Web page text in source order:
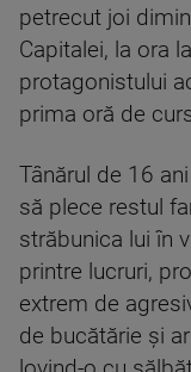
petrecut joi
Capitalei, la ora
protagonistului
prima oră de
Tânărul de 16
să plece restul
străbunica lui în
printre lucruri,
extrem de
de bucătărie și